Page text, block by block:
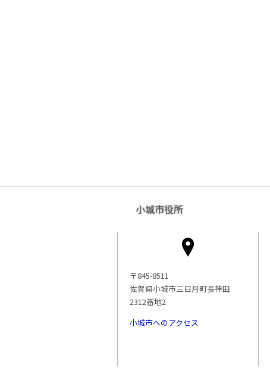
小城市役所
〒845-8511
佐賀県小城市三日月町長神田
2312番地2
小城市へのアクセス